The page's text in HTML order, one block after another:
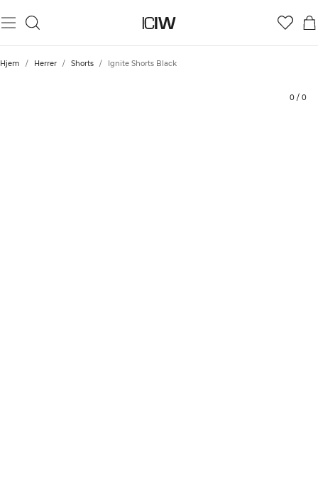
Hjem / Herrer / Shorts / Ignite Shorts Black
0 / 0